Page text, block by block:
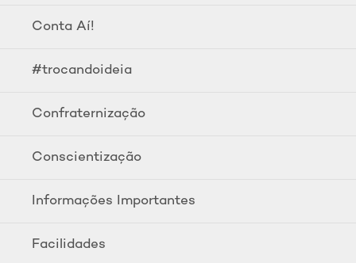
Conta Aí!
#trocandoideia
Confraternização
Conscientização
Informações Importantes
Facilidades